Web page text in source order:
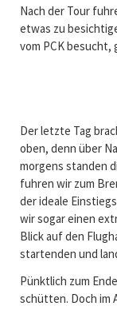
Nach der Tour
etwas zu
vom PCK besucht,
Der letzte Tag
oben, denn über
morgens standen
fuhren wir zum
der ideale
wir sogar einen
Blick auf den
startenden und
Pünktlich zum
schütten. Doch im